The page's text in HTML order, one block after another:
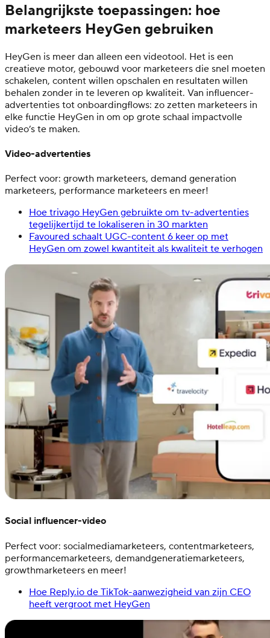
Belangrijkste toepassingen: hoe
marketeers HeyGen gebruiken
HeyGen is meer dan alleen een videotool. Het is een
creatieve motor, gebouwd voor marketeers die snel moeten
schakelen, content willen opschalen en resultaten willen
behalen zonder in te leveren op kwaliteit. Van influencer-
advertenties tot onboardingflows: zo zetten marketeers in
elke functie HeyGen in om op grote schaal impactvolle
video’s te maken.
Video-advertenties
Perfect voor: growth marketeers, demand generation
marketeers, performance marketeers en meer!
Hoe trivago HeyGen gebruikte om tv-advertenties
tegelijkertijd te lokaliseren in 30 markten
Favoured schaalt UGC-content 6 keer op met
HeyGen om zowel kwantiteit als kwaliteit te verhogen
Social influencer-video
Perfect voor: socialmediamarketeers, contentmarketeers,
performancemarketeers, demandgeneratiemarketeers,
growthmarketeers en meer!
Hoe Reply.io de TikTok-aanwezigheid van zijn CEO
heeft vergroot met HeyGen